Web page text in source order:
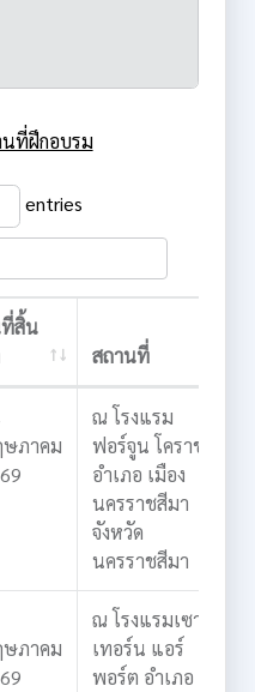
นที่ฝึกอบรม
entries
สิ้น
สถานที่
ภาคม
ณ โรงแรม
ฟอร์จูน โคราช
อำเภอ เมือง
นครราชสีมา
จังหวัด
นครราชสีมา
ภาคม
ณ โรงแรมเซาท์
เทอร์น แอร์
พอร์ต อำเภอ